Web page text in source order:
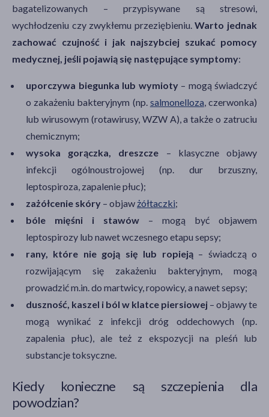
bagatelizowanych – przypisywane są stresowi,
wychłodzeniu czy zwykłemu przeziębieniu.Warto jednak
zachować czujność i jak najszybciej szukać pomocy
medycznej, jeśli pojawią się następujące symptomy:
uporczywa biegunka lub wymioty– mogą świadczyć
o zakażeniu bakteryjnym (np. salmonelloza, czerwonka)
lub wirusowym (rotawirusy, WZW A), a także o zatruciu
chemicznym;
wysoka gorączka, dreszcze – klasyczne objawy
infekcji ogólnoustrojowej (np. dur brzuszny,
leptospiroza, zapalenie płuc);
zażółcenie skóry – objawżółtaczki;
bóle mięśni i stawów – mogą być objawem
leptospirozy lub nawet wczesnego etapu sepsy;
rany, które nie goją się lub ropieją– świadczą o
rozwijającym się zakażeniu bakteryjnym, mogą
prowadzić m.in. do martwicy, ropowicy, a nawet sepsy;
duszność, kaszel i ból w klatce piersiowej – objawy te
mogą wynikać z infekcji dróg oddechowych (np.
zapalenia płuc), ale też z ekspozycji na pleśń lub
substancje toksyczne.
Kiedy konieczne są szczepienia dla
powodzian?